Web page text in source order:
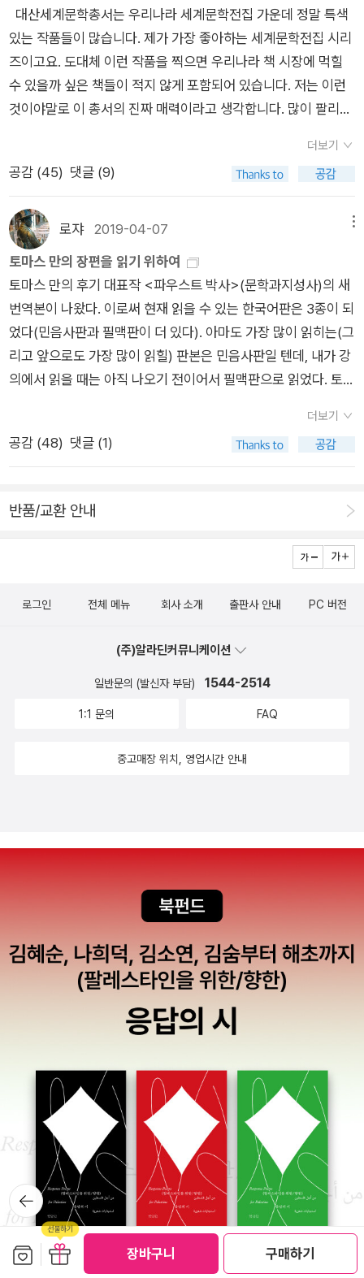
장바구니 구매하기
심취했던 인문주의를 거친 후, 19세기 말 니체에 의한 신의 거세
에 이르기까지, ‘독일 정신’의 끊임없는 자아 해방과 자기 신격화
가 어느덧 도구적 이성에 갇혀 자신이 만든 덫에 걸리고 파멸로
향하는 긴 과정에 대한 성찰이다. 토마스 만은 자신의 문학적 자
아 레버퀸의 운명을 통해 ‘독일(인)’의 운명을 그려냈다. 악마와
결탁한 레버퀸의 몰락과 같이 20세기 독일 민족의 극단적인 광
기는 전통적인 가치들을 던져버리고, 나치와 파시즘을 맹목적으
운명을 위협했다. 토마스 만은 세계대전 당시 전 유럽을 파국으로
몰고 간 파시즘에 대해 비판하고 그로 인해 망명을 한 작가이다.
이 작품은 가장 독일적인 작가라 불리는 토마스 만의 ‘독일 정
신’에 대한 통렬한 자기반성이다. ‘토마스 만’을 ‘토마스 만’답게,
진정한 『파우스트 박사』를 만난다! 『파우스트 박사』를 읽는 것은
쉽지 않은 도전이자 동시에 많은 재미를 제공한다. 독일의 폭넓은
정신사적 · 문화사적 세부 지식, 지극히 복합적인 작품 소재와 모
티프의 섬세한 연결은 독서의 즐거움을 자극하고 충족시키기에
힌 문장들, 여러 의미로 해석 가능한 사변적인 언어유희들, 의도
적으로 반복되는 중언부언, 화자의 독특한 개입)와 당대의 시대
상, 수많은 음악 관련 용어 및 표현으로 이 소설의 번역은 번역자
식이나 주제의 특징들을 집대성했다고 할 수 있는 『파우스트 박
오역을 양산돼왔다. 번역자 김륜옥 교수는 토마스 만의 문체는 서
작품 주제를 부각시키기 위한 장치이므로 번역문에서 임의로 재
트 박사』 번역이 ‘가독성’만 추구하다가 (가령) ‘재미있는 말투’로
읽힌다면, 토마스 만의 『파우스트 박사』를 옮겼다고 하기 어려운
것이다. 독자는 끊임없이 드러나는 암시와 연상 기호에 고무되어
느낄 것이다. 오랜 시간 토마스 만을 연구해온 역자의 10년이 담
대산세계문학총서는 우리나라 세계문학전집 가운데 정말 특색
있는 작품들이 많습니다. 제가 가장 좋아하는 세계문학전집 시리
즈이고요. 도대체 이런 작품을 찍으면 우리나라 책 시장에 먹힐
수 있을까 싶은 책들이 적지 않게 포함되어 있습니다. 저는 이런
것이야말로 이 총서의 진짜 매력이라고 생각합니다. 많이 팔리지
이 사실 ‘문화사업’이라 하는 출판 회사의 핵심 역할일 터이니까
요. 총서는 현재까지 모두 157권이 출간되었는데 저는 번역시는
하면서, 때론 고통스럽지만 많은 걸 얻으면서 읽은 책들을 소개합
니다. 문학과지성사가 만든 이 총서의 또 하나의 매력은 시에 있
을 겁니다. 다른 출판사들의 전집보다 월등히 많은 빈도수로, 하
이네, 아폴리네르, 보들레르, 말라르메, 도연명, 이백 등등 시는
읽어보지 않았어도 이름만 들어도 괜히 기가 죽는 별들의 작품들
을 출간했습니다. 이런 시집들은 포함하지 않는 추천이라 사실 반
쪽짜리 글이기는 합니다만 그래도 용기를 내봤습니다. 순서는 총
서의 번호 순입니다. 4, 5. 호세 호아킨 페르난데스 데 리사르디,
<페리키요 사르니엔토> 무려 1816년 작품. 최초의 라틴 아메
리카 소설이라는 타이틀을 달고 있으며, 대단히 재미있다. 제목
‘페리키요 사르니엔토’는 우리말로 ‘옴쟁이 앵무새 새끼’라는 뜻
기는 장면이 나온다. 심지어 작품의 앞 쪽에 보다 더 효과적으로
구상하기 시작해 19세기 초에 완성을 했으니 다분히 계몽적인 소
단히 진보적 시각을 갖고 있기도 하다. 매우 자유로운 사상을 가
로 바예호, 《타오르는 어둠 속에서 / 어느 계단의 이야기》 스페
인 내란 때 공화당을 지지해 형과 아버지가 총살을 당하고 자신은
째 작품이 <어느 계단의 이야기>. <타오르는....>은 부르주아의
떠오른다. 부르주아 자제들은 자신이 맹인인 것을 모른다. 완전히
하는 별이 얼마나 아름다운지 호기심을 갖는 이상한 전학생 이그
나시오가 등장하며 이야기는 묘하게 틀어지는데, 재미있겠지?
프, <오블로모프> 러시아 문학을 읽으려면 피해갈 수 없을 걸?
내가 읽어본 가운데 가장 게으른 인간이 주인공으로 등장한다. 부
르주아 귀족으로 태어난 것도 모자라 막대한 유산까지 유증 받아
말 그대로 손가락 하나 까닥할 필요 없이 살 수 있는 상팔자 인간
아래로 떨어뜨리면 가비얍게 벨을 눌러 하인을 불러서 떨어진 신
문을 주워달라고 부탁하면 그만인 인생. 좋을 거 같지? 하나도 안
부럽다. 이런 인간을 세상이 그냥 내버려둘까. 그저 꼬이느니 사
기꾼에 양아치들, 재산이 조금씩 거덜이 나도 게으른 오블로모프
는 지금 자기 형편이 어떻게 되가는지 모르는 잉여인간으로 점점
추락하고 있으니. 31. 미셸 뷔토르, <변경> 누보 로망 작품. 대
산세계문학총서에 이 책 말고 알랭 로브그리예가 쓴 대표적 누보
로망 작품 <밀회의 집>과 나탈리 사로트의 <어린 시절>이 있으
나 로브그리예의 미분적 분석과 해체, 사로트의 완벽하게 건조시
더보기
공감 (45) 댓글 (9)
로쟈2019-04-07
토마스 만의 장편을 읽기 위하여
토마스 만의 후기 대표작 <파우스트 박사>(문학과지성사)의 새
번역본이 나왔다. 이로써 현재 읽을 수 있는 한국어판은 3종이 되
었다(민음사판과 필맥판이 더 있다). 아마도 가장 많이 읽히는(그
리고 앞으로도 가장 많이 읽힐) 판본은 민음사판일 텐데, 내가 강
의에서 읽을 때는 아직 나오기 전이어서 필맥판으로 읽었다. 토마
읽은 듯한데, 첫 장편인 <부덴브로크가의 사람들>(1901)을 세
작품 가운데서는 제일 늦게 읽었다. 나는 만의 가장 중요한 업적
트 박사>가 그 뒤를 잇게 되었다. 여전히 <부덴크로크가의 사람
민음사판으로는 중단편집과 함께 <부덴브로크가의 사람들>과
금하다. 그리고 문학동네판으로는 단 한 권의 토마스 만도 읽을
다) 사실 방대한 장편의 새 번역자를 찾는 일부터가 어려운 일이
죽음>과 장편 <마의 산>을 읽을 수 있다(<마의 산>이 3권짜리
로는 <마의 산>을 읽을 수 있는데, 강의에서 주로 쓰는 교재다.
서다. 그리고 한편을 더 읽는다면 나로선 <부덴브로크가의 사람
린다면 <파우스트 박사>. 그밖에 장편으로는 대작 <요셉과 그
형제들>(전6권)이 있는데, 분량상 엄두를 내기 어렵다(강의에서
다루기도 어렵다). 그리고 <로테, 바이마르에 오다>(창비)와 <
사기꾼 펠릭스 크룰의 고백>(아카넷), <선택된 인간>(홍신문화
사) 등이 국내에 번역된 만의 장편들이다(<선택된 인간>은 구
번역본으로 세계문학전집판으로 새로 나오지 않았다). 자타공인
20세기 전반기 독일문학의 최대 작가의 소개로서는 아직도 좀
여겨야 할까...
더보기
공감 (48) 댓글 (1)
반품/교환 안내
뒤로가
기
로그인 전체 메뉴 회사 소개 출판사 안내 PC 버전
(주)알라딘커뮤니케이션
일반문의 (발신자 부담) 1544-2514
1:1 문의 FAQ
중고매장 위치, 영업시간 안내